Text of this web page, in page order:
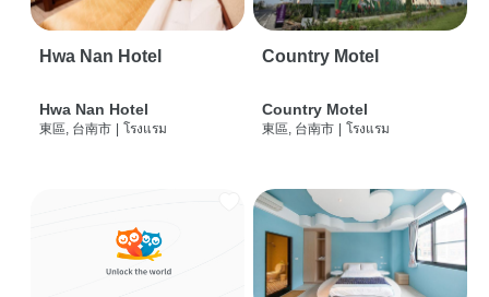
Hwa Nan Hotel
Hwa Nan Hotel
東區, 台南市 | โรงแรม
Country Motel
Country Motel
東區, 台南市 | โรงแรม